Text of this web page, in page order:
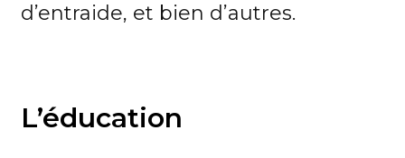
d’entraide, et bien d’autres.
L’éducation